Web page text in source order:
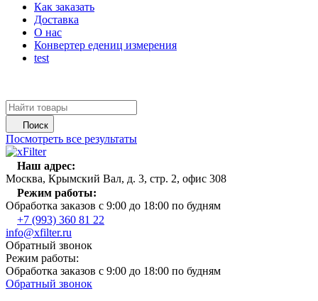
Как заказать
Доставка
О нас
Конвертер едениц измерения
test
Поиск
Посмотреть все результаты
Наш адрес:
Москва, Крымский Вал, д. 3, стр. 2, офис 308
Режим работы:
Обработка заказов с 9:00 до 18:00 по будням
+7 (993) 360 81 22
info@xfilter.ru
Обратный звонок
Режим работы:
Обработка заказов с 9:00 до 18:00 по будням
Обратный звонок